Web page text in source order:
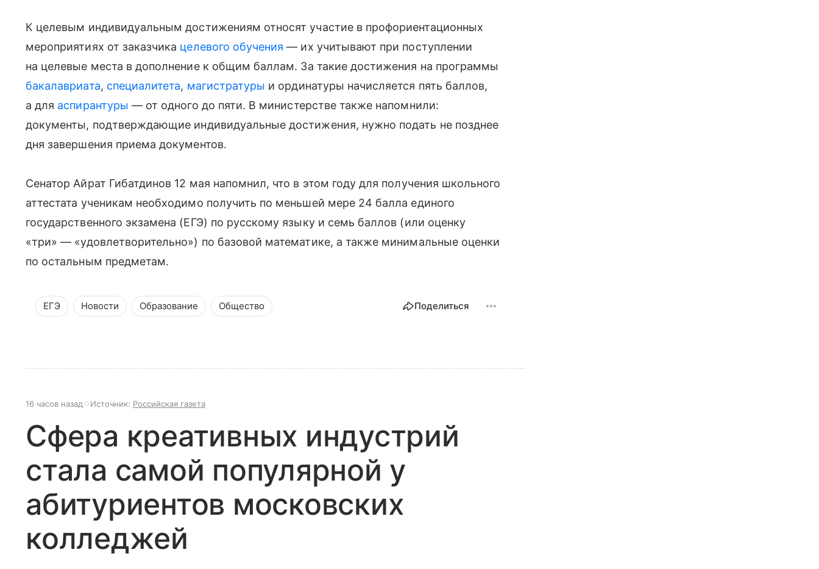
К целевым индивидуальным достижениям относят участие в профориентационных
мероприятиях от заказчика целевого обучения — их учитывают при поступлении
на целевые места в дополнение к общим баллам. За такие достижения на программы
бакалавриата, специалитета, магистратуры и ординатуры начисляется пять баллов,
а для аспирантуры — от одного до пяти. В министерстве также напомнили:
документы, подтверждающие индивидуальные достижения, нужно подать не позднее
дня завершения приема документов.
Сенатор Айрат Гибатдинов 12 мая напомнил, что в этом году для получения школьного
аттестата ученикам необходимо получить по меньшей мере 24 балла единого
государственного экзамена (ЕГЭ) по русскому языку и семь баллов (или оценку
«три» — «удовлетворительно») по базовой математике, а также минимальные оценки
по остальным предметам.
ЕГЭ Новости Образование Общество Поделиться
16 часов назад Источник: Российская газета
Сфера креативных индустрий
стала самой популярной у
абитуриентов московских
колледжей